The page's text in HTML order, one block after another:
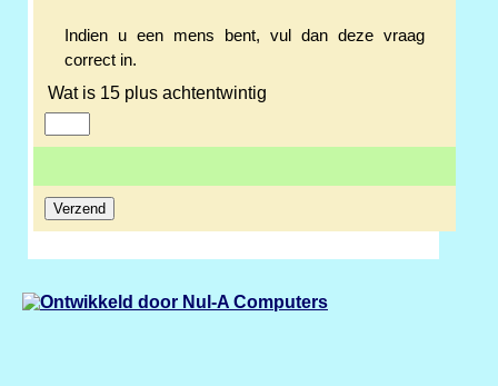
Indien u een mens bent, vul dan deze vraag
correct in.
Wat is 15 plus achtentwintig